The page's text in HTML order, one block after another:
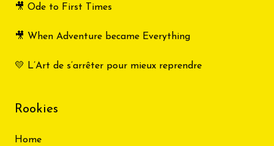
🎥 Ode to First Times
🎥 When Adventure became Everything
💛 L’Art de s’arrêter pour mieux reprendre
Rookies
Home